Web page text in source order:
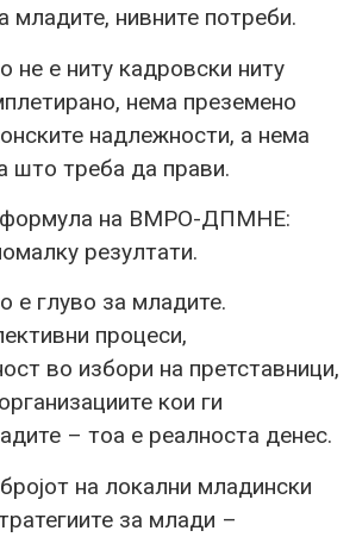
младите, нивните потреби.
не е ниту кадровски ниту
нема преземено
надлежности, а нема
што треба да прави.
формула на ВМРО-ДПМНЕ:
резултати.
е глуво за младите.
процеси,
во избори на претставници,
кои ги
– тоа е реалноста денес.
на локални младински
за млади –